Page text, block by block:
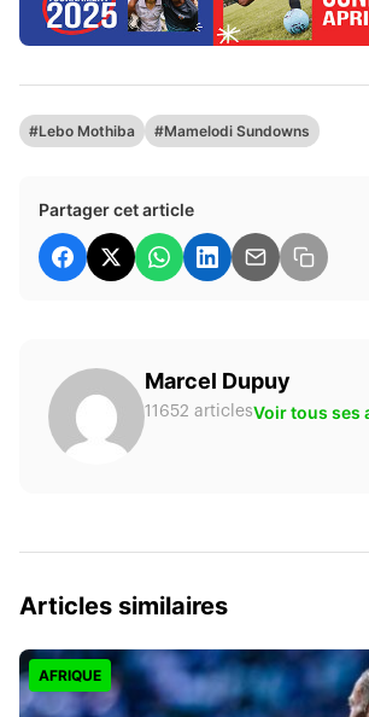
#Lebo Mothiba #Mamelodi Sundowns
Partager cet article
Marcel Dupuy
11652 articlesVoir tous ses
Articles similaires
AFRIQUE